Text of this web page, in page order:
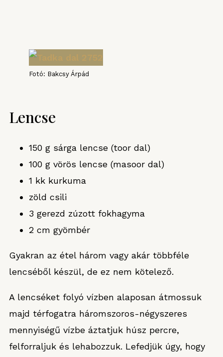
Fotó: Bakcsy Árpád
Lencse
150 g sárga lencse (toor dal)
100 g vörös lencse (masoor dal)
1 kk kurkuma
zöld csili
3 gerezd zúzott fokhagyma
2 cm gyömbér
Gyakran az étel három vagy akár többféle
lencséből készül, de ez nem kötelező.
A lencséket folyó vízben alaposan átmossuk
majd térfogatra háromszoros-négyszeres
mennyiségű vízbe áztatjuk húsz percre,
felforraljuk és lehabozzuk. Lefedjük úgy, hogy